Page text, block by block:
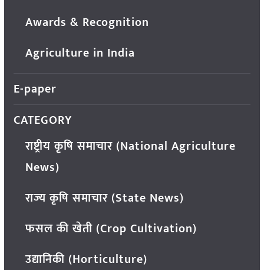
Awards & Recognition
Agriculture in India
E-paper
CATEGORY
राष्ट्रीय कृषि समाचार (National Agriculture
News)
राज्य कृषि समाचार (State News)
फसल की खेती (Crop Cultivation)
उद्यानिकी (Horticulture)